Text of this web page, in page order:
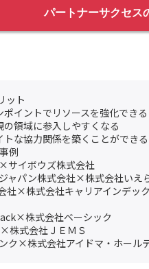
パートナーサクセス
ット
イントでリソースを強化できる
領域に参入しやすくなる
な協力関係を築くことができる
例
サイボウズ株式会社
ャパン株式会社×株式会社いえ
社×株式会社キャリアインデッ
株式会社ベーシック
株式会社ＪＥＭＳ
ク×株式会社アイドマ・ホール